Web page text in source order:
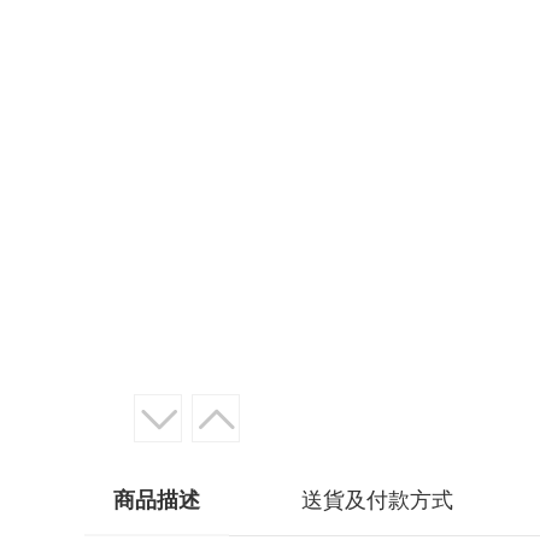
商品描述 送貨及付款方式